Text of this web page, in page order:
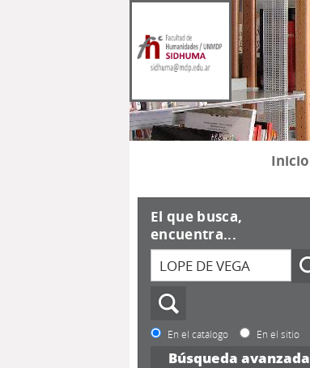
Inicio
El que busca,
encuentra...
En el catálogo En el sitio
Búsqueda avanzada